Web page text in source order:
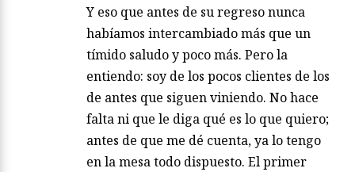
Y eso que antes de su regreso nunca
habíamos intercambiado más que un
tímido saludo y poco más. Pero la
entiendo: soy de los pocos clientes de los
de antes que siguen viniendo. No hace
falta ni que le diga qué es lo que quiero;
antes de que me dé cuenta, ya lo tengo
en la mesa todo dispuesto. El primer